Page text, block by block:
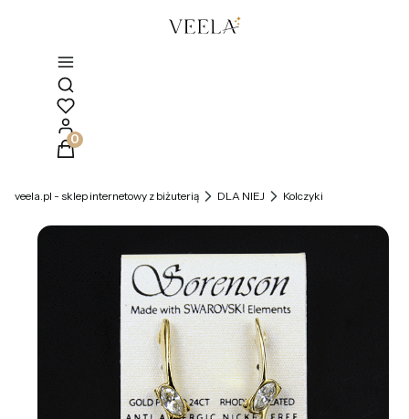
Otwórz wyszukiwarkę
Produkty w koszyku: 0. Zobacz szczegóły
veela.pl - sklep internetowy z biżuterią DLA NIEJ Kolczyki